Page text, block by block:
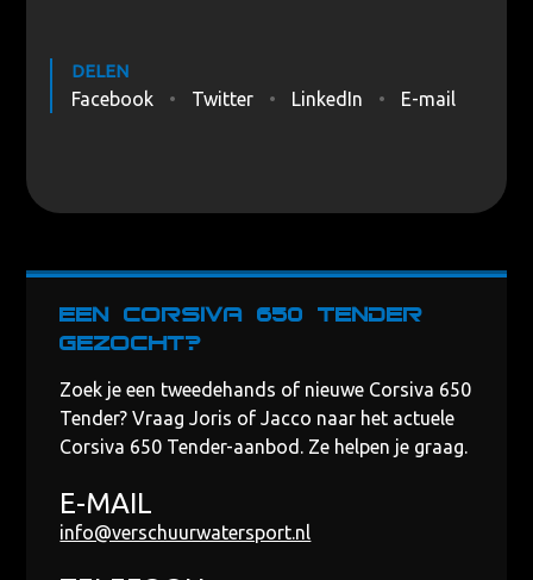
DELEN
Facebook Twitter LinkedIn E-mail
Een Corsiva 650 Tender
gezocht?
Zoek je een tweedehands of nieuwe Corsiva 650
Tender? Vraag Joris of Jacco naar het actuele
Corsiva 650 Tender-aanbod. Ze helpen je graag.
E-MAIL
info@verschuurwatersport.nl